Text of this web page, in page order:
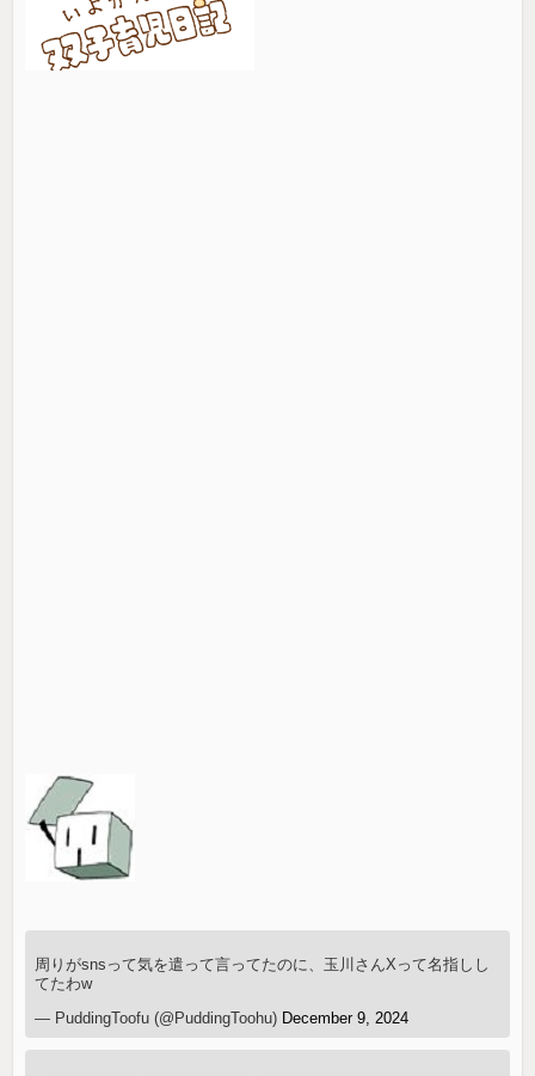
周りがsnsって気を遣って言ってたのに、玉川さんXって名指しし
てたわw
— PuddingToofu (@PuddingToohu) December 9, 2024